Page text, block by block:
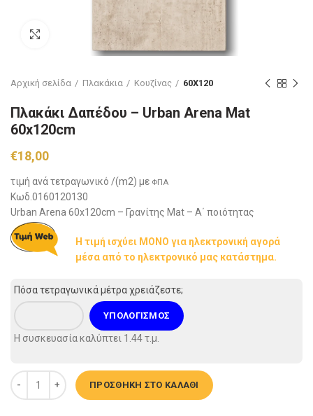
Click to enlarge
Αρχική σελίδα Πλακάκια Koυζίνας 60X120
Πλακάκι Δαπέδου – Urban Arena Mat
60x120cm
€18,00
τιμή ανά τετραγωνικό /(m2) με ΦΠΑ
Κωδ.0160120130
Urban Arena 60x120cm – Γρανίτης Mat – Α΄ ποιότητας
Η τιμή ισχύει ΜΟΝΟ για ηλεκτρονική αγορά
μέσα από το ηλεκτρονικό μας κατάστημα.
Πόσα τετραγωνικά μέτρα χρειάζεστε;
ΥΠΟΛΟΓΙΣΜΌΣ
Η συσκευασία καλύπτει 1.44τ.μ.
Πλακάκι Δαπέδου - Urban Arena Mat 60x120cm ποσότητα
ΠΡΟΣΘΉΚΗ ΣΤΟ ΚΑΛΆΘΙ